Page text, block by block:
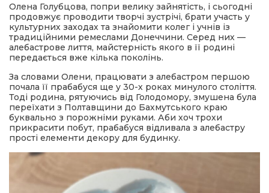
Олена Голубцова, попри велику зайнятість, і сьогодні
продовжує проводити творчі зустрічі, брати участь у
культурних заходах та знайомити колег і учнів із
традиційними ремеслами Донеччини. Серед них —
алебастрове лиття, майстерність якого в її родині
передається вже кілька поколінь.
За словами Олени, працювати з алебастром першою
почала її прабабуся ще у 30-х роках минулого століття.
Тоді родина, рятуючись від Голодомору, змушена була
переїхати з Полтавщини до Бахмутського краю
буквально з порожніми руками. Аби хоч трохи
прикрасити побут, прабабуся відливала з алебастру
прості елементи декору для будинку.